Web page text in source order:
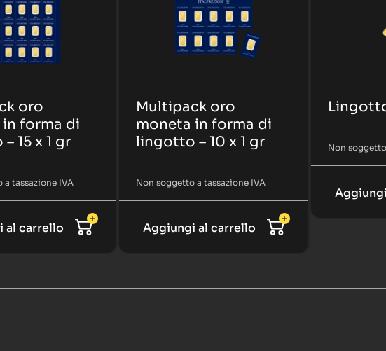
oro
forma di
15 x 1 gr
tassazione IVA
al carrello
Multipack oro
moneta in forma di
lingotto – 10 x 1 gr
Non soggetto a tassazione IVA
Aggiungi al carrello
Non